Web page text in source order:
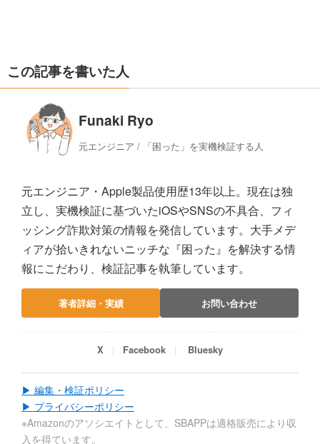
この記事を書いた人
Funaki Ryo
元エンジニア / 「困った」を実機検証する人
元エンジニア・Apple製品使用歴13年以上。現在は独
立し、実機検証に基づいたiOSやSNSの不具合、フィ
ッシング詐欺対策の情報を発信しています。大手メデ
ィアが拾いきれないニッチな『困った』を解決する情
報にこだわり、検証記事を執筆しています。
著者詳細・実績 お問い合わせ
X Facebook Bluesky
▶ 編集・検証ポリシー
▶ プライバシーポリシー
※Amazonのアソシエイトとして、SBAPPは適格販売により収
入を得ています。